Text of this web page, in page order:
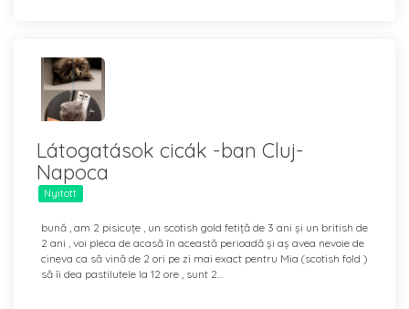
Látogatások cicák -ban Cluj-
Napoca
Nyitott
bună , am 2 pisicuțe , un scotish gold fetiță de 3 ani și un british de
2 ani , voi pleca de acasă în această perioadă și aș avea nevoie de
cineva ca să vină de 2 ori pe zi mai exact pentru Mia (scotish fold )
să îi dea pastilutele la 12 ore , sunt 2...